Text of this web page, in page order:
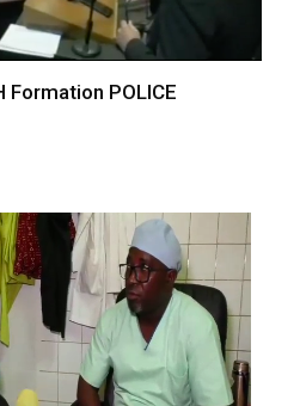
Formation POLICE